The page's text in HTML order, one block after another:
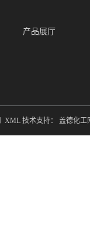
产品展厅
XML 技术支持： 盖德化工